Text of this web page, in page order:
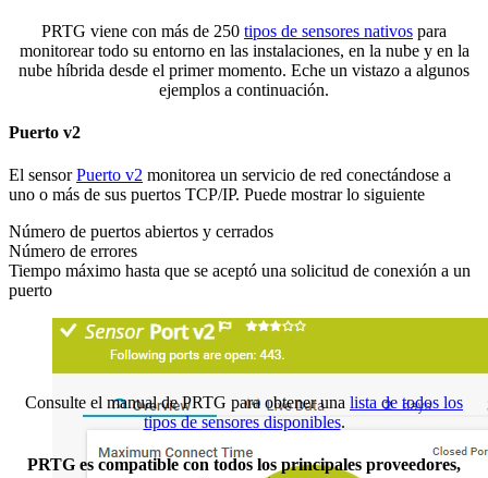
PRTG viene con más de 250 tipos de sensores nativos para
monitorear todo su entorno en las instalaciones, en la nube y en la
nube híbrida desde el primer momento. Eche un vistazo a algunos
ejemplos a continuación.
Puerto v2
El sensorPuerto v2 monitorea un servicio de red conectándose a
uno o más de sus puertos TCP/IP. Puede mostrar lo siguiente
Número de puertos abiertos y cerrados
Número de errores
Tiempo máximo hasta que se aceptó una solicitud de conexión a un
puerto
Consulte el manual de PRTG para obtener una lista de todos los
tipos de sensores disponibles.
PRTG es compatible con todos los principales proveedores,